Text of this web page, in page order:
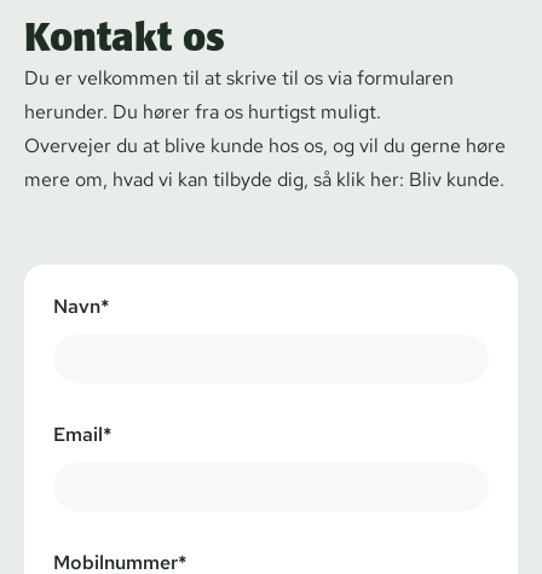
Kontakt os
Du er velkommen til at skrive til os via formularen
herunder. Du hører fra os hurtigst muligt.
Overvejer du at blive kunde hos os, og vil du gerne høre
mere om, hvad vi kan tilbyde dig, så klik her: Bliv kunde.
Navn*
Email*
Mobilnummer*